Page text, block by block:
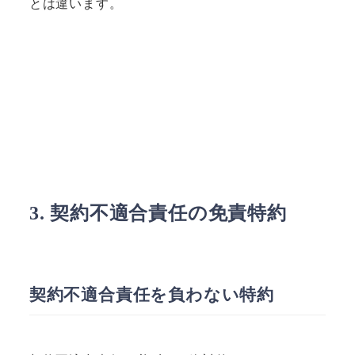
とは違います。
3. 契約不適合責任の免責特約
契約不適合責任を負わない特約